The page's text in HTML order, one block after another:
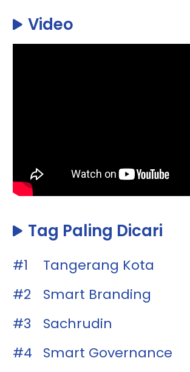
Video
Tag Paling Dicari
#1
Tangerang Kota
#2
Smart Branding
#3
Sachrudin
#4
Smart Governance